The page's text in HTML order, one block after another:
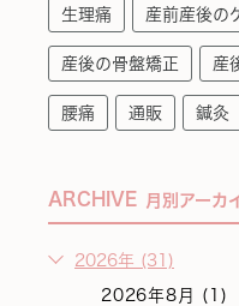
生理痛 産前産後の
産後の骨盤矯正 産
腰痛 通販 鍼灸
ARCHIVE 月別アーカ
2026年 (31)
2026年8月 (1)